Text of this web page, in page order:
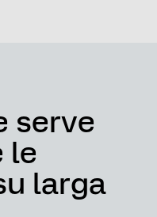
serve
le
larga